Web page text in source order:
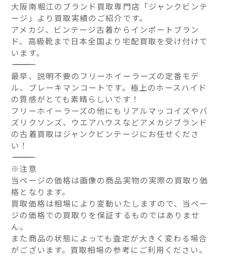
大阪南堀江のブランド買取専門店「ジャンクビンテ
ージ」より買取実績のご紹介です。
アメカジ、ビンテージ古着からインポートブラン
ド、高級靴まで日本全国より宅配買取を受け付けて
います。
――――――――――――――
最早、説明不要のフリーホイーラーズの定番モデ
ル、ブレーキマンコートです。極上のホースハイド
の質感がとても素晴らしいです！
フリーホイーラーズの他にもリアルマッコイズやバ
ズリクソンズ、ウエアハウスなどアメカジブランド
の古着買取はジャンクビンテージにお任せくださ
い！
――――――――――――――
※注意
当ページの価格は画像の商品実物の実際の買取り価
格となります。
買取価格は相場により変動いたしますので、当ペー
ジの価格での買取りを保証するものではありませ
ん。
また商品の状態によっても査定が大きく変わる場合
がございます。買取相場の参考にご利用ください。